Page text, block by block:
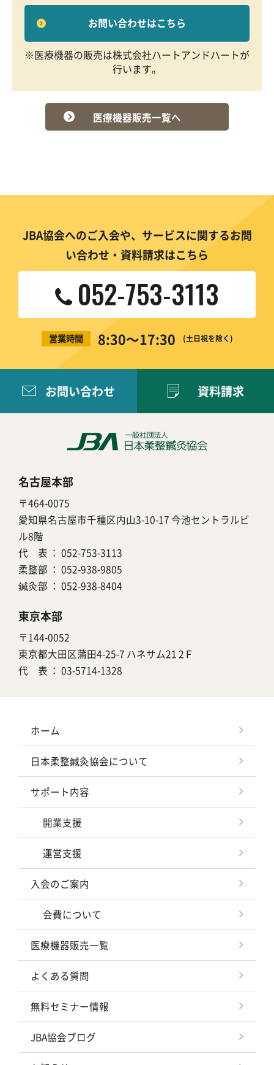
お問い合わせはこちら
※医療機器の販売は株式会社ハートアンドハートが
行います。
医療機器販売一覧へ
JBA協会へのご入会や、サービスに関するお問
い合わせ・資料請求はこちら
052-753-3113
営業時間 8:30〜17:30 (土日祝を除く)
お問い合わせ 資料請求
名古屋本部
〒464-0075
愛知県名古屋市千種区内山3-10-17 今池セントラルビ
ル8階
代 表 ： 052-753-3113
柔整部 ： 052-938-9805
鍼灸部 ： 052-938-8404
東京本部
〒144-0052
東京都大田区蒲田4-25-7 ハネサム21 2Ｆ
代 表 ： 03-5714-1328
ホーム
日本柔整鍼灸協会について
サポート内容
開業支援
運営支援
入会のご案内
会費について
医療機器販売一覧
よくある質問
無料セミナー情報
JBA協会ブログ